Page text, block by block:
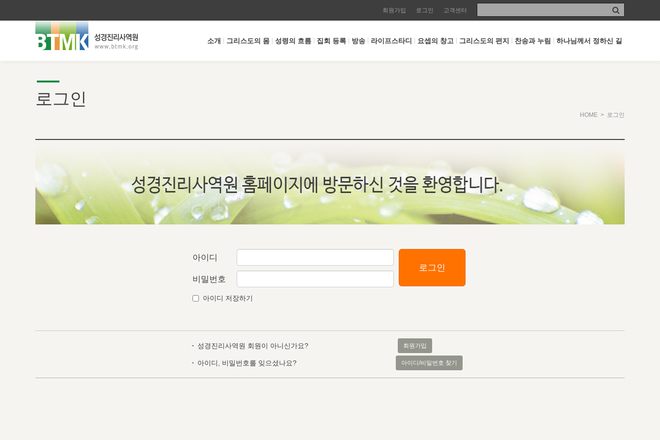
회원가입 로그인 고객센터
소개 그리스도의 몸 성령의 흐름 집회 등록 방송 라이프스타디 요셉의 창고 그리스도의 편지 찬송과 누림 하나님께서 정하신 길
로그인
HOME > 로그인
아이디
비밀번호
로그인
아이디 저장하기
성경진리사역원 회원이 아니신가요? 회원가입
아이디, 비밀번호를 잊으셨나요? 아이디/비밀번호 찾기